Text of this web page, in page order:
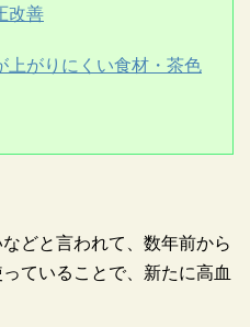
改善
上がりにくい食材・茶色
どと言われて、数年前から
ていることで、新たに高血